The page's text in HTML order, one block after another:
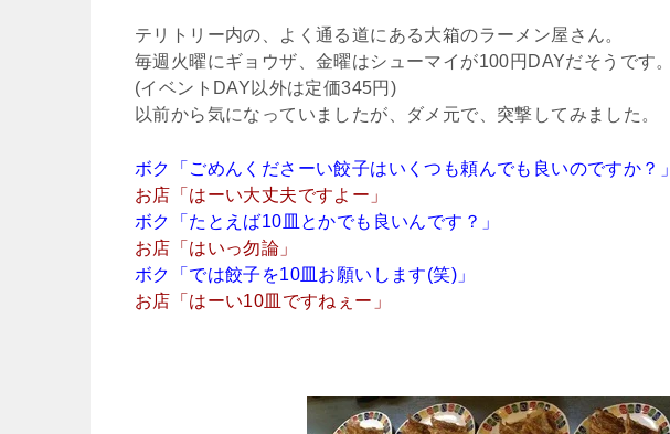
テリトリー内の、よく通る道にある大箱のラーメン屋さん。
毎週火曜にギョウザ、金曜はシューマイが100円DAYだそうです。
(イベントDAY以外は定価345円)
以前から気になっていましたが、ダメ元で、突撃してみました。
ボク「ごめんくださーい餃子はいくつも頼んでも良いのですか？」
お店「はーい大丈夫ですよー」
ボク「たとえば10皿とかでも良いんです？」
お店「はいっ勿論」
ボク「では餃子を10皿お願いします(笑)」
お店「はーい10皿ですねぇー」